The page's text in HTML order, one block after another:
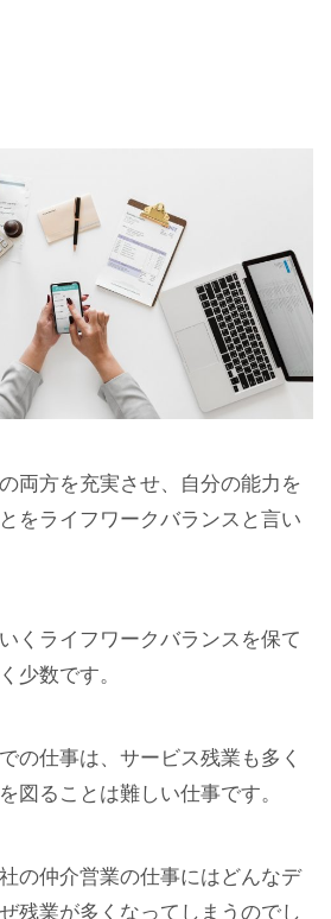
両方を充実させ、自分の能力を
をライフワークバランスと言い
くライフワークバランスを保て
少数です。
の仕事は、サービス残業も多く
図ることは難しい仕事です。
の仲介営業の仕事にはどんなデ
残業が多くなってしまうのでし